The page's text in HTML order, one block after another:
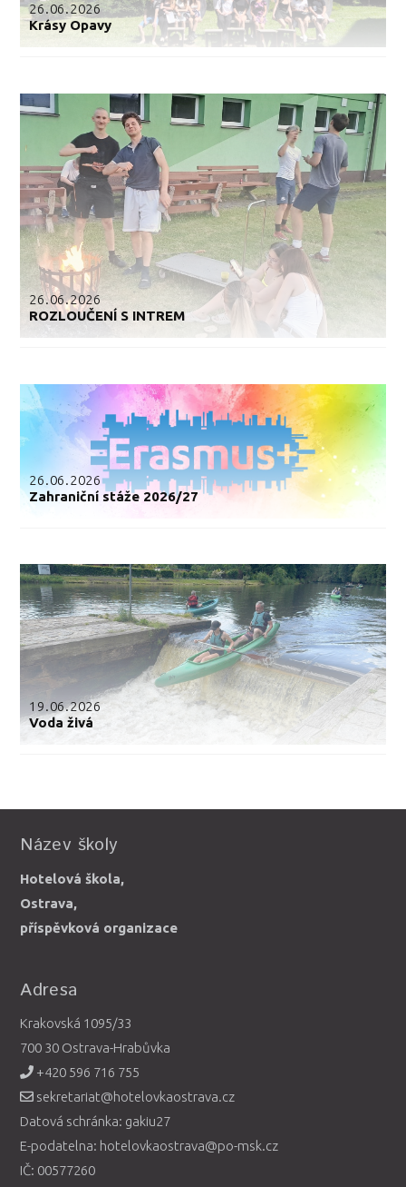
26.06.2026
Krásy Opavy
26.06.2026
ROZLOUČENÍ S INTREM
26.06.2026
Zahraniční stáže 2026/27
19.06.2026
Voda živá
Název školy
Hotelová škola,
Ostrava,
příspěvková organizace
Adresa
Krakovská 1095/33
700 30 Ostrava-Hrabůvka
+420 596 716 755
sekretariat@hotelovkaostrava.cz
Datová schránka: gakiu27
E-podatelna: hotelovkaostrava@po-msk.cz
IČ: 00577260